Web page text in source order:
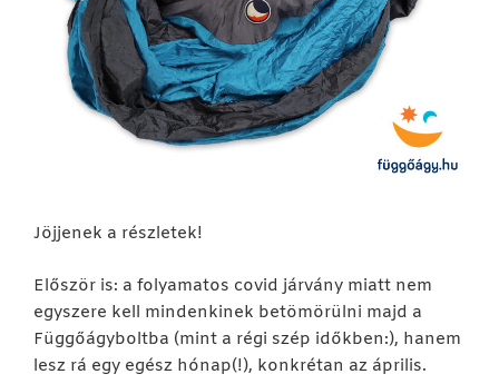
Jöjjenek a részletek!
Először is: a folyamatos covid járvány miatt nem
egyszere kell mindenkinek betömörülni majd a
Függőágyboltba (mint a régi szép időkben:), hanem
lesz rá egy egész hónap(!), konkrétan az április.